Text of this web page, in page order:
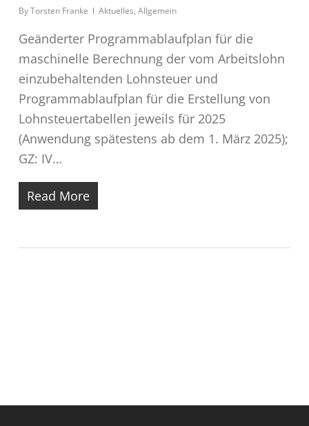
ByTorsten Franke Aktuelles, Allgemein
Geänderter Programmablaufplan für die
maschinelle Berechnung der vom Arbeitslohn
einzubehaltenden Lohnsteuer und
Programmablaufplan für die Erstellung von
Lohnsteuertabellen jeweils für 2025
(Anwendung spätestens ab dem 1. März 2025);
GZ: IV…
Read More